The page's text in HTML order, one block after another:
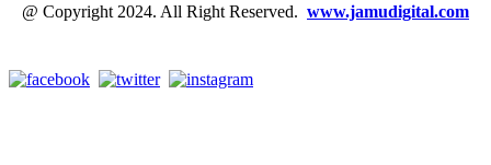
@ Copyright 2024. All Right Reserved. www.jamudigital.com